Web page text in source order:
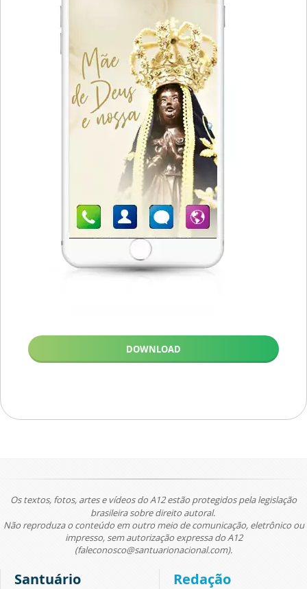
DOWNLOAD
Os textos, fotos, artes e vídeos do A12 estão protegidos pela legislação
brasileira sobre direito autoral.
Não reproduza o conteúdo em outro meio de comunicação, eletrônico ou
impresso, sem autorização expressa do A12
(faleconosco@santuarionacional.com).
Santuário Redação